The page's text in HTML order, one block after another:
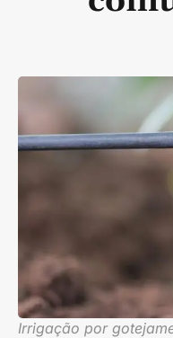
Irrigação por